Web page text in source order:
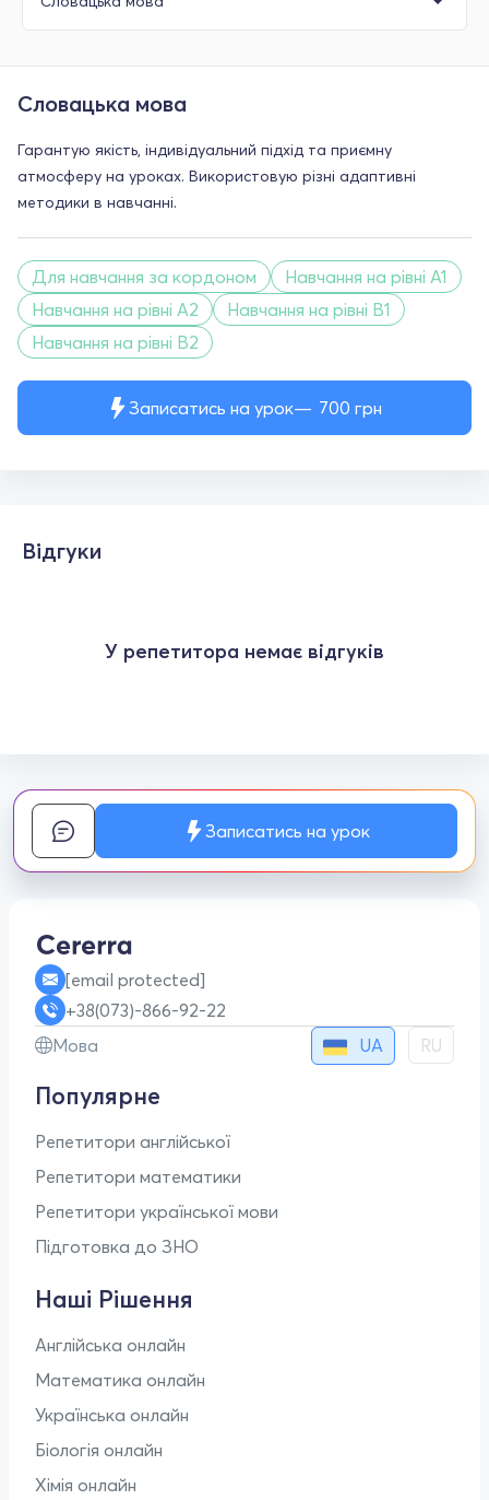
Записатись на урок 700 грн
Словацька мова
Гарантую якість, індивідуальний підхід та приємну
атмосферу на уроках. Використовую різні адаптивні
методики в навчанні.
Для навчання за кордоном
Навчання на рівні A1
Навчання на рівні A2
Навчання на рівні B1
Навчання на рівні B2
Відгуки
У репетитора немає відгуків
Записатись на урок
[email protected]
+38(073)-866-92-22
Мова
UA RU
Популярне
Репетитори англійської
Репетитори математики
Репетитори української мови
Підготовка до ЗНО
Наші Рішення
Англійська онлайн
Математика онлайн
Українська онлайн
Біологія онлайн
Хімія онлайн